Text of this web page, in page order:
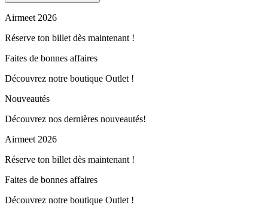
Airmeet 2026
Réserve ton billet dès maintenant !
Faites de bonnes affaires
Découvrez notre boutique Outlet !
Nouveautés
Découvrez nos dernières nouveautés!
Airmeet 2026
Réserve ton billet dès maintenant !
Faites de bonnes affaires
Découvrez notre boutique Outlet !